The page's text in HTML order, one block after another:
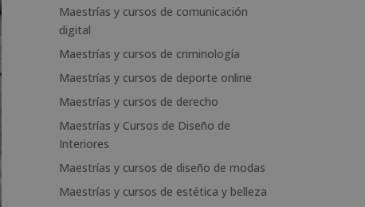
Maestrías y cursos de comunicación
digital
Maestrías y cursos de criminología
Maestrías y cursos de deporte online
Maestrías y cursos de derecho
Maestrías y Cursos de Diseño de
Interiores
Maestrías y cursos de diseño de modas
Maestrías y cursos de estética y belleza